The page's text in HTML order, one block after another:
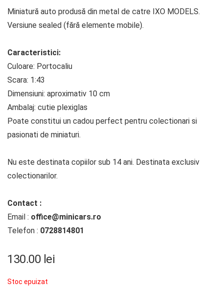
Miniatură auto produsă din metal de catre IXO MODELS.
Versiune sealed (fără elemente mobile).
Caracteristici:
Culoare: Portocaliu
Scara: 1:43
Dimensiuni: aproximativ 10 cm
Ambalaj: cutie plexiglas
Poate constitui un cadou perfect pentru colectionari si
pasionati de miniaturi.
Nu este destinata copiilor sub 14 ani. Destinata exclusiv
colectionarilor.
Contact :
Email : office@minicars.ro
Telefon : 0728814801
130.00 lei
Stoc epuizat